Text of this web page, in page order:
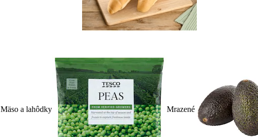
Mäso a lahôdky Mrazené